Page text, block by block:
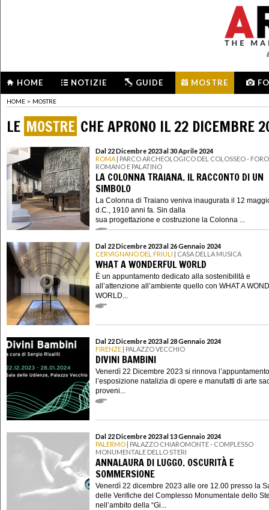
HOME NOTIZIE GUIDE MOSTRE
HOME > MOSTRE
LE MOSTRE CHE APRONO IL 22 DICEMBRE
Dal 22 Dicembre 2023 al 30 Aprile 2024
ROMA | PARCO ARCHEOLOGICO DEL COLOSSEO - FORO
ROMANO E PALATINO
LA COLONNA TRAIANA. IL RACCONTO DI UN
SIMBOLO
La Colonna di Traiano veniva inaugurata il 12
d.C., 1910 anni fa. Sin dalla
sua progettazione e costruzione la Colonna ...
Dal 22 Dicembre 2023 al 26 Gennaio 2024
CERVIGNANO DEL FRIULI | CASA DELLA MUSICA
WHAT A WONDERFUL WORLD
È un appuntamento dedicato alla sostenibilità e
all’attenzione all’ambiente quello con WHAT A
WORLD...
Dal 22 Dicembre 2023 al 28 Gennaio 2024
FIRENZE | PALAZZO VECCHIO
DIVINI BAMBINI
Venerdì 22 Dicembre 2023 si rinnova
l’esposizione natalizia di opere e manufatti di arte
proveni...
Dal 22 Dicembre 2023 al 13 Gennaio 2024
PALERMO | PALAZZO CHIAROMONTE - COMPLESSO
MONUMENTALE DELLO STERI
ANNALAURA DI LUGGO. OSCURITÀ E
SOMMERSIONE
Venerdì 22 dicembre 2023 alle ore 12.00 presso la
delle Verifiche del Complesso Monumentale dello
nell’ambito della “Gi...